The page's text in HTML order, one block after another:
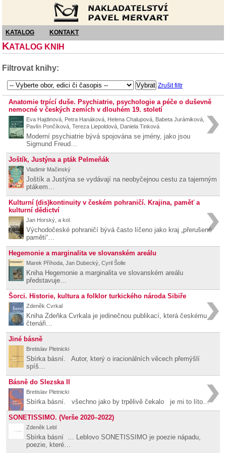
KATALOG KONTAKT
KATALOG KNIH
Filtrovat knihy:
Zrušit filtr
Anatomie trpící duše. Psychiatrie, psychologie a péče o duševně
nemocné v českých zemích v dlouhém 19. století
Eva Hajdinová, Petra Hanáková, Helena Chalupová, Babeta Jurámiková,
Pavlín Pončíková, Tereza Liepoldová, Daniela Tinková
Moderní psychiatrie bývá spojována se jmény, jako jsou
Sigmund Freud…
Joštík, Justýna a pták Pelmeňák
Vladimir Mačinský
Joštík a Justýna se vydávají na neobyčejnou cestu za tajemným
ptákem…
Kulturní (dis)kontinuity v českém pohraničí. Krajina, paměť a
kulturní dědictví
Jan Horský, a kol.
Východočeské pohraničí bývá často líčeno jako kraj „přerušené
paměti“…
Hegemonie a marginalita ve slovanském areálu
Marek Příhoda, Jan Dubecký, Cyril Šolle
Kniha Hegemonie a marginalita ve slovanském areálu
představuje…
Šorci. Historie, kultura a folklor turkického národa Sibiře
Zdeněk Cvrkal
Kniha Zdeňka Cvrkala je jedinečnou publikací, která českému
čtenáři…
Jiné básně
Bretislav Pletnicki
Sbírka básní. Autor, který o iracionálních věcech přemýšlí
spíš…
Básně do Slezska II
Bretislav Pletnicki
Sbírka básní. všechno jako by trpělivě čekalo je mi to líto…
SONETISSIMO. (Verše 2020–2022)
Zdeněk Lebl
Sbírka básní … Leblovo SONETISSIMO je poezie nápadu,
poezie, které…